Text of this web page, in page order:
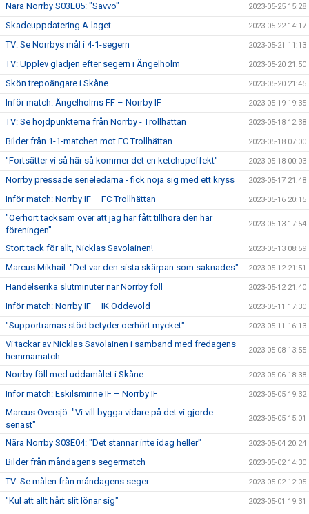
Nära Norrby S03E05: "Savvo" 2023-05-25 15:28
Skadeuppdatering A-laget 2023-05-22 14:17
TV: Se Norrbys mål i 4-1-segern 2023-05-21 11:13
TV: Upplev glädjen efter segern i Ängelholm 2023-05-20 21:50
Skön trepoängare i Skåne 2023-05-20 21:45
Inför match: Ängelholms FF – Norrby IF 2023-05-19 19:35
TV: Se höjdpunkterna från Norrby - Trollhättan 2023-05-18 12:38
Bilder från 1-1-matchen mot FC Trollhättan 2023-05-18 07:00
"Fortsätter vi så här så kommer det en ketchupeffekt" 2023-05-18 00:03
Norrby pressade serieledarna - fick nöja sig med ett kryss 2023-05-17 21:48
Inför match: Norrby IF – FC Trollhättan 2023-05-16 20:15
"Oerhört tacksam över att jag har fått tillhöra den här
föreningen"
2023-05-13 17:54
Stort tack för allt, Nicklas Savolainen! 2023-05-13 08:59
Marcus Mikhail: "Det var den sista skärpan som saknades" 2023-05-12 21:51
Händelserika slutminuter när Norrby föll 2023-05-12 21:40
Inför match: Norrby IF – IK Oddevold 2023-05-11 17:30
"Supportrarnas stöd betyder oerhört mycket" 2023-05-11 16:13
Vi tackar av Nicklas Savolainen i samband med fredagens
hemmamatch
2023-05-08 13:55
Norrby föll med uddamålet i Skåne 2023-05-06 18:38
Inför match: Eskilsminne IF – Norrby IF 2023-05-05 19:32
Marcus Översjö: "Vi vill bygga vidare på det vi gjorde
senast"
2023-05-05 15:01
Nära Norrby S03E04: "Det stannar inte idag heller" 2023-05-04 20:24
Bilder från måndagens segermatch 2023-05-02 14:30
TV: Se målen från måndagens seger 2023-05-02 12:05
"Kul att allt hårt slit lönar sig" 2023-05-01 19:31